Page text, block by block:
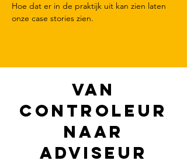
Hoe dat er in de praktijk uit kan zien laten
onze case stories zien.
Van
controleur
naar
adviseur